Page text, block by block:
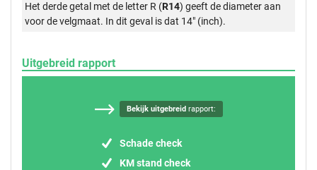
Het derde getal met de letter R (R14) geeft de diameter aan
voor de velgmaat. In dit geval is dat 14" (inch).
Uitgebreid rapport
Bekijk uitgebreid rapport:
Schade check
KM stand check